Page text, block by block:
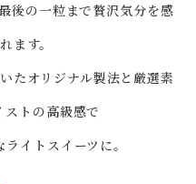
後の一粒まで贅沢気分を感
ます。
たオリジナル製法と 厳選素
ストの高級感で
イトスイーツに。